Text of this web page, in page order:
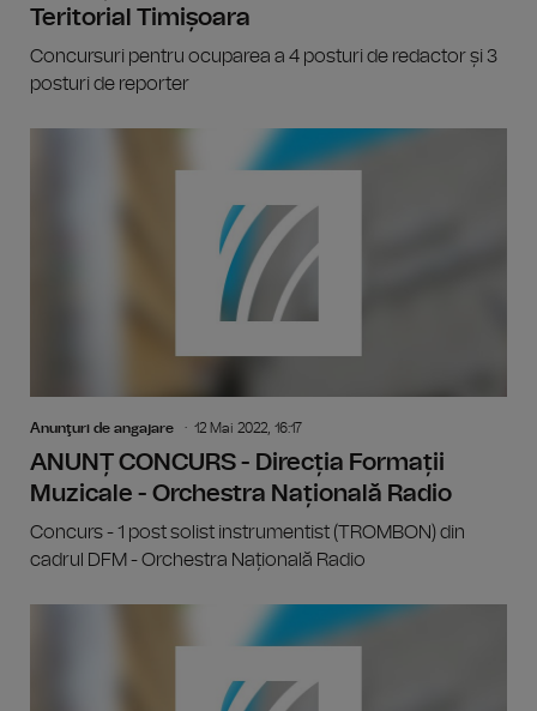
Teritorial Timișoara
Concursuri pentru ocuparea a 4 posturi de redactor și 3
posturi de reporter
Anunţuri de angajare 12 Mai 2022, 16:17
ANUNȚ CONCURS - Direcția Formații
Muzicale - Orchestra Națională Radio
Concurs - 1 post solist instrumentist (TROMBON) din
cadrul DFM - Orchestra Națională Radio